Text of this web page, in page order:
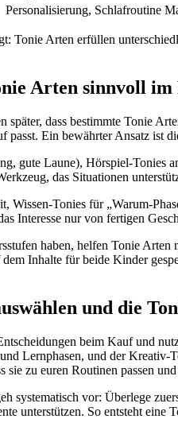
Personalisierung, Schlafroutine
Tonie Arten erfüllen
Arten sinnvoll
dass bestimmte Tonie
passt. Ein bewährter Ansatz
gute Laune), Hörspiel-Tonies
das Situationen
Tonies für „Warum-
Interesse nur von fertigen
haben, helfen Tonie
Inhalte für beide Kinder
und die
beim Kauf und
Lernphasen, und der
zu euren Routinen passen
systematisch vor: Überlege
unterstützen. So entsteht